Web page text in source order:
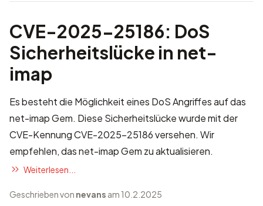
CVE-2025-25186: DoS
Sicherheitslücke in net-
imap
Es besteht die Möglichkeit eines DoS Angriffes auf das
net-imap Gem. Diese Sicherheitslücke wurde mit der
CVE-KennungCVE-2025-25186versehen. Wir
empfehlen, das net-imap Gem zu aktualisieren.
Weiterlesen...
Geschrieben von nevans am 10.2.2025